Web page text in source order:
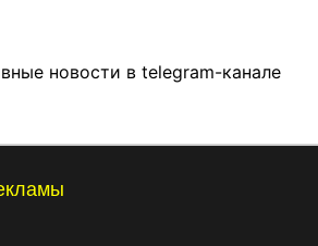
новости в telegram-канале